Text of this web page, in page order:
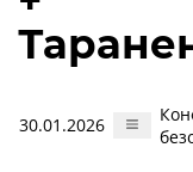
30.01.2026